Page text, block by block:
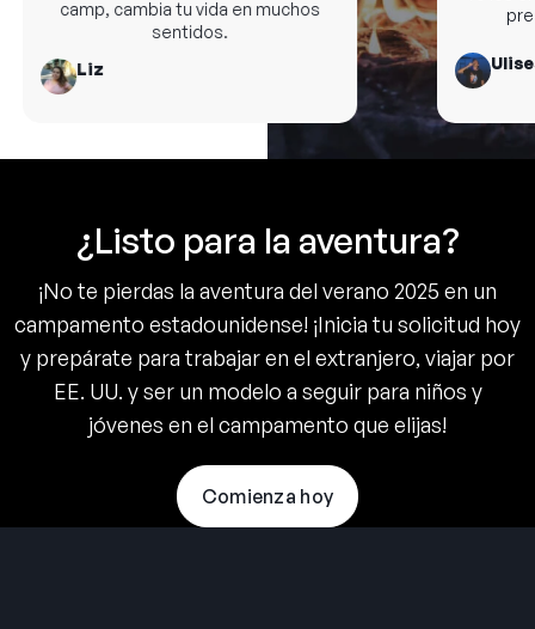
Ulises
camp, cambia tu vida en muchos
sentidos.
Liz
¿Listo para la aventura?
¡No te pierdas la aventura del verano 2025 en un
campamento estadounidense! ¡Inicia tu solicitud hoy
y prepárate para trabajar en el extranjero, viajar por
EE. UU. y ser un modelo a seguir para niños y
jóvenes en el campamento que elijas!
Comienza hoy